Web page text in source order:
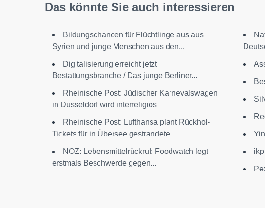
Das könnte Sie auch interessieren
Bildungschancen für Flüchtlinge aus aus
Syrien und junge Menschen aus den...
Digitalisierung erreicht jetzt
Bestattungsbranche / Das junge Berliner...
Rheinische Post: Jüdischer Karnevalswagen
in Düsseldorf wird interreligiös
Rheinische Post: Lufthansa plant Rückhol-
Tickets für in Übersee gestrandete...
NOZ: Lebensmittelrückruf: Foodwatch legt
erstmals Beschwerde gegen...